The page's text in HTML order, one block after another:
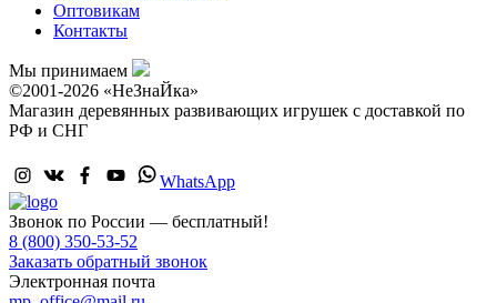
Оптовикам
Контакты
Мы принимаем
©2001-2026 «НеЗнаЙка»
Магазин деревянных развивающих игрушек с доставкой по
РФ и СНГ
WhatsApp
Звонок по России — бесплатный!
8 (800) 350-53-52
Заказать обратный звонок
Электронная почта